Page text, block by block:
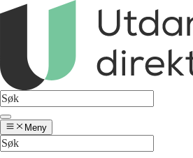
Meny